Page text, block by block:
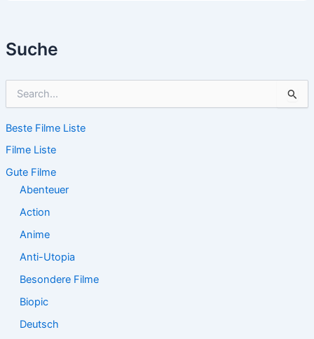
Suche
h
n
n
Beste Filme Liste
Filme Liste
Gute Filme
Abenteuer
Action
Anime
Anti-Utopia
Besondere Filme
Biopic
Deutsch